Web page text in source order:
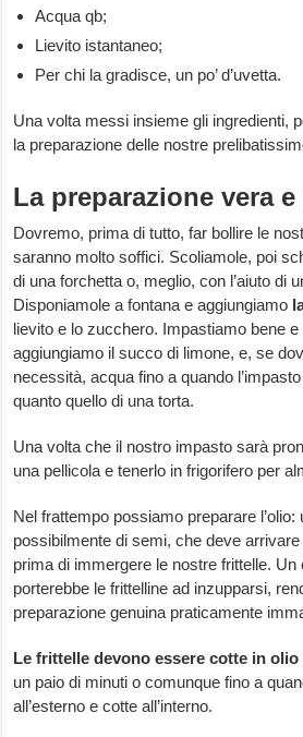
Acqua qb;
Lievito istantaneo;
Per chi la gradisce, un po’ d’uvetta.
Una volta messi insieme gli ingredienti,
la preparazione delle nostre
La preparazione vera
Dovremo, prima di tutto, far bollire le
saranno molto soffici. Scoliamole, poi
di una forchetta o, meglio, con l’aiuto di
Disponiamole a fontana e aggiungiamo
lievito e lo zucchero. Impastiamo bene
aggiungiamo il succo di limone, e, se
necessità, acqua fino a quando
quanto quello di una torta.
Una volta che il nostro impasto sarà
una pellicola e tenerlo in frigorifero per
Nel frattempo possiamo preparare
possibilmente di semi, che deve
prima di immergere le nostre frittelle. Un
porterebbe le frittelline ad inzupparsi,
preparazione genuina praticamente
Le frittelle devono essere cotte in olio
un paio di minuti o comunque fino a
all’esterno e cotte all’interno.